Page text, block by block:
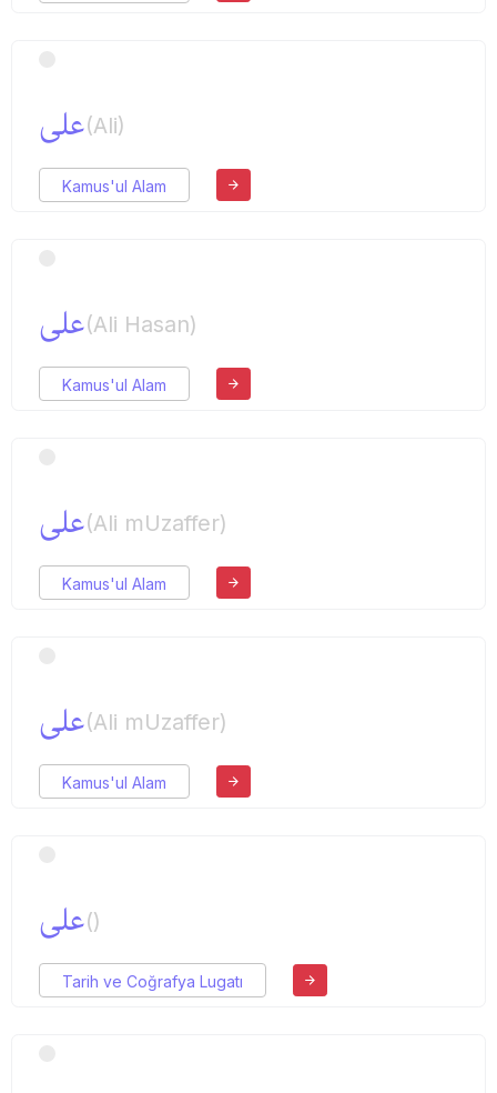
علی(Ali)
Kamus'ul Alam
علی(Ali Hasan)
Kamus'ul Alam
علی(Ali mUzaffer)
Kamus'ul Alam
علی(Ali mUzaffer)
Kamus'ul Alam
علی()
Tarih ve Coğrafya Lugatı